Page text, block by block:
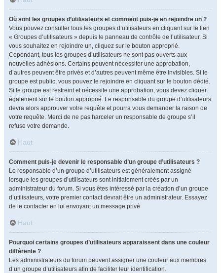
Où sont les groupes d’utilisateurs et comment puis-je en rejoindre un ?
Vous pouvez consulter tous les groupes d’utilisateurs en cliquant sur le lien
« Groupes d’utilisateurs » depuis le panneau de contrôle de l’utilisateur. Si
vous souhaitez en rejoindre un, cliquez sur le bouton approprié.
Cependant, tous les groupes d’utilisateurs ne sont pas ouverts aux
nouvelles adhésions. Certains peuvent nécessiter une approbation,
d’autres peuvent être privés et d’autres peuvent même être invisibles. Si le
groupe est public, vous pouvez le rejoindre en cliquant sur le bouton dédié.
Si le groupe est restreint et nécessite une approbation, vous devez cliquer
également sur le bouton approprié. Le responsable du groupe d’utilisateurs
devra alors approuver votre requête et pourra vous demander la raison de
votre requête. Merci de ne pas harceler un responsable de groupe s’il
refuse votre demande.
Haut
Comment puis-je devenir le responsable d’un groupe d’utilisateurs ?
Le responsable d’un groupe d’utilisateurs est généralement assigné
lorsque les groupes d’utilisateurs sont initialement créés par un
administrateur du forum. Si vous êtes intéressé par la création d’un groupe
d’utilisateurs, votre premier contact devrait être un administrateur. Essayez
de le contacter en lui envoyant un message privé.
Haut
Pourquoi certains groupes d’utilisateurs apparaissent dans une couleur
différente ?
Les administrateurs du forum peuvent assigner une couleur aux membres
d’un groupe d’utilisateurs afin de faciliter leur identification.